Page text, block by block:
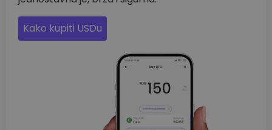
Kako kupiti USDu